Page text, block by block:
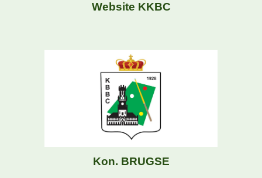
Website KKBC
Kon. BRUGSE